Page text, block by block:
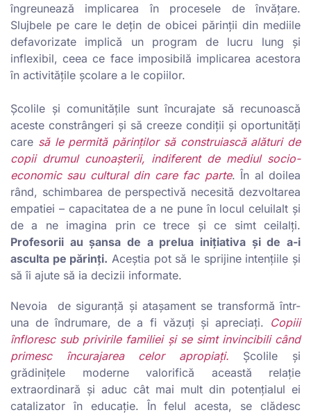
îngreunează implicarea în procesele de învățare.
Slujbele pe care le dețin de obicei părinții din mediile
defavorizate implică un program de lucru lung și
inflexibil, ceea ce face imposibilă implicarea acestora
în activitățile școlare a le copiilor.
Școlile și comunitățile sunt încurajate să recunoască
aceste constrângeri și să creeze condiții și oportunități
care să le permită părinților să construiască alături de
copii drumul cunoașterii, indiferent de mediul socio-
economic sau cultural din care fac parte. În al doilea
rând, schimbarea de perspectivă necesită dezvoltarea
empatiei – capacitatea de a ne pune în locul celuilalt și
de a ne imagina prin ce trece și ce simt ceilalți.
Profesorii au șansa de a prelua inițiativa și de a-i
asculta pe părinți. Aceștia pot să le sprijine intențiile și
să îi ajute să ia decizii informate.
Nevoia de siguranță și atașament se transformă într-
una de îndrumare, de a fi văzuți și apreciați. Copiii
înfloresc sub privirile familiei și se simt invincibili când
primesc încurajarea celor apropiați. Școlile și
grădinițele moderne valorifică această relație
extraordinară și aduc cât mai mult din potențialul ei
catalizator în educație. În felul acesta, se clădesc